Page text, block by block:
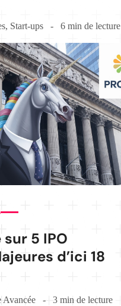
, Start-ups 6 min de lecture
5 IPO
d’ici 18
Avancée 3 min de lecture